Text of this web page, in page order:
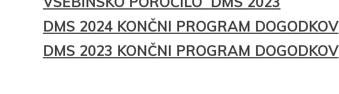
DMS 2024 KONČNI PROGRAM DOGODKOV
DMS 2023 KONČNI PROGRAM DOGODKOV